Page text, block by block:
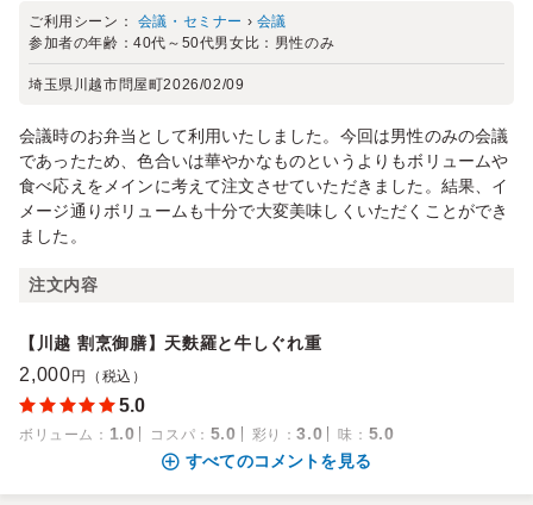
ご利用シーン： 会議・セミナー › 会議
参加者の年齢：40代～50代男女比： 男性のみ
埼玉県川越市問屋町2026/02/09
会議時のお弁当として利用いたしました。今回は男性のみの会議
であったため、色合いは華やかなものというよりもボリュームや
食べ応えをメインに考えて注文させていただきました。結果、イ
メージ通りボリュームも十分で大変美味しくいただくことができ
ました。
注文内容
【川越 割烹御膳】天麩羅と牛しぐれ重
2,000 円（税込）
5.0
ボリューム ： 1.0 コスパ ： 5.0 彩り ：3.0 味 ： 5.0
すべてのコメントを見る